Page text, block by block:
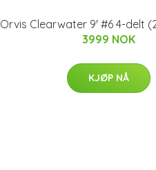
Orvis Clearwater 9' #6 4-delt
3999 NOK
KJØP NÅ